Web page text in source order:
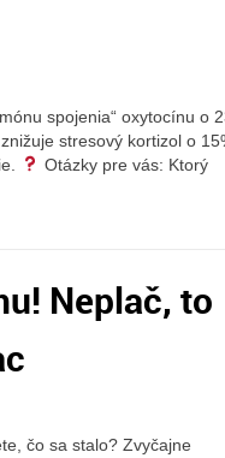
spojenia“ oxytocínu o
stresový kortizol o
Otázky pre vás: Ktorý
Neplač, to
čo sa stalo? Zvyčajne